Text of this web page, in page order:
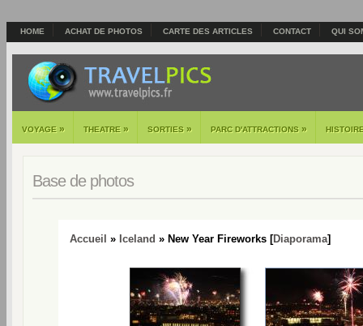
HOME ACHAT DE PHOTOS CARTE DES ARTICLES CONTACT QUI
VOYAGE » THEATRE » SORTIES » PARC D'ATTRACTIONS »
Base de photos
Accueil » Iceland » New Year Fireworks [Diaporama]